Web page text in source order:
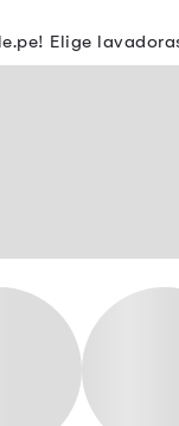
Elige